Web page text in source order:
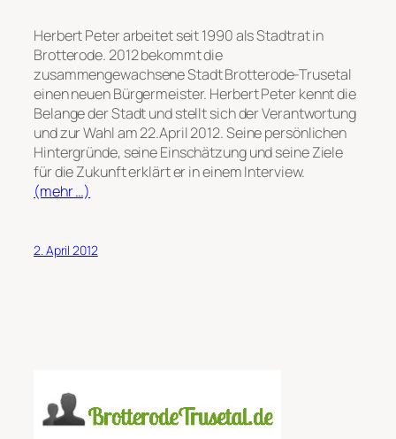
Herbert Peter arbeitet seit 1990 als Stadtrat in
Brotterode. 2012 bekommt die
zusammengewachsene Stadt Brotterode-Trusetal
einen neuen Bürgermeister. Herbert Peter kennt die
Belange der Stadt und stellt sich der Verantwortung
und zur Wahl am 22.April 2012. Seine persönlichen
Hintergründe, seine Einschätzung und seine Ziele
für die Zukunft erklärt er in einem Interview.
(mehr …)
2. April 2012